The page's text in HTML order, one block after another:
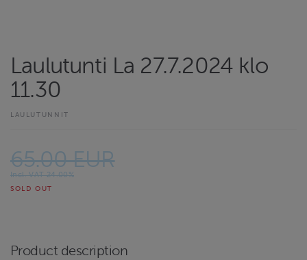
Laulutunti La 27.7.2024 klo
11.30
LAULUTUNNIT
65.00 EUR
Incl. VAT 24.00%
SOLD OUT
Product description